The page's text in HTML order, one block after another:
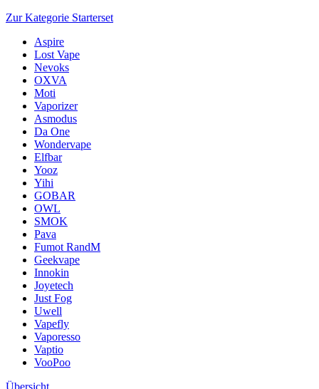
Zur Kategorie Starterset
Aspire
Lost Vape
Nevoks
OXVA
Moti
Vaporizer
Asmodus
Da One
Wondervape
Elfbar
Yooz
Yihi
GOBAR
OWL
SMOK
Pava
Fumot RandM
Geekvape
Innokin
Joyetech
Just Fog
Uwell
Vapefly
Vaporesso
Vaptio
VooPoo
Übersicht